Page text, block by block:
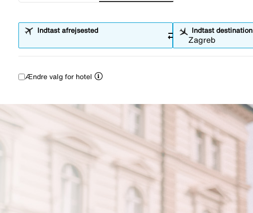
Indtast afrejsested sync_alt Indtast destination
Ændre valg for hotel